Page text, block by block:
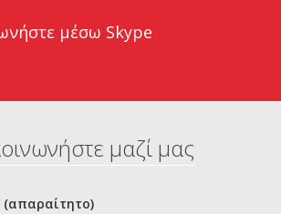
μέσω Skype
μαζί μας